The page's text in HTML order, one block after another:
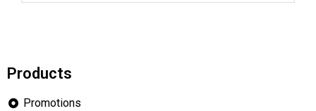
Products
Promotions